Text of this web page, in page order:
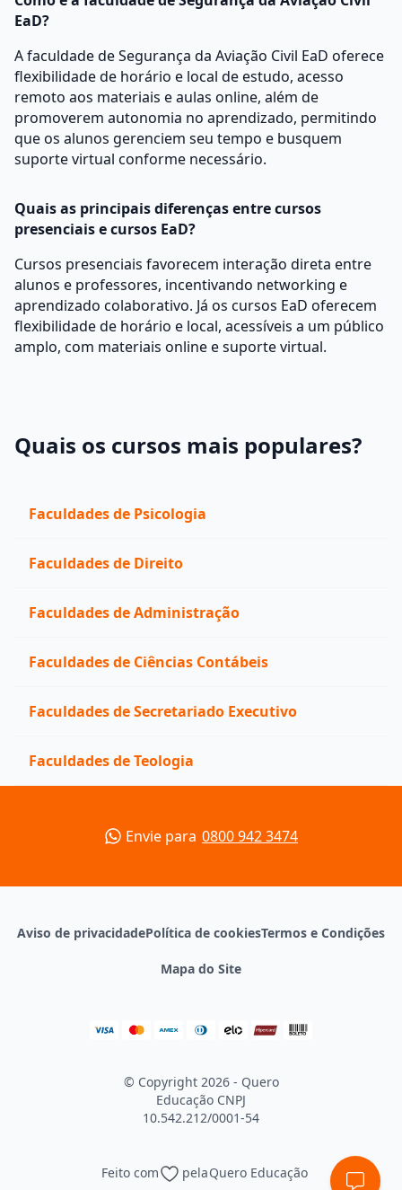
EaD?
A faculdade de Segurança da Aviação Civil EaD oferece
flexibilidade de horário e local de estudo, acesso
remoto aos materiais e aulas online, além de
promoverem autonomia no aprendizado, permitindo
que os alunos gerenciem seu tempo e busquem
suporte virtual conforme necessário.
Quais as principais diferenças entre cursos
presenciais e cursos EaD?
Cursos presenciais favorecem interação direta entre
alunos e professores, incentivando networking e
aprendizado colaborativo. Já os cursos EaD oferecem
flexibilidade de horário e local, acessíveis a um público
amplo, com materiais online e suporte virtual.
Quais os cursos mais populares?
Faculdades de Psicologia
Faculdades de Direito
Faculdades de Administração
Faculdades de Ciências Contábeis
Faculdades de Secretariado Executivo
Faculdades de Teologia
Envie para 0800 942 3474
Aviso de privacidadePolítica de cookiesTermos e Condições
Mapa do Site
© Copyright 2026 - Quero
Educação CNPJ
10.542.212/0001-54
Feito com pelaQuero Educação